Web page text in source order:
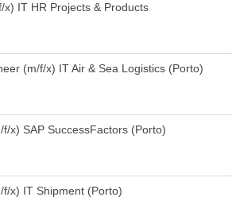
IT HR Projects & Products
(m/f/x) IT Air & Sea Logistics (Porto)
x) SAP SuccessFactors (Porto)
x) IT Shipment (Porto)